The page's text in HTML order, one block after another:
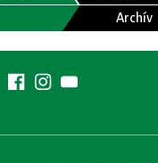
Archív